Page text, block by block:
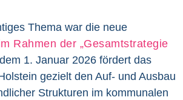
Thema war die neue
Rahmen der „Gesamtstrategie
1. Januar 2026 fördert das
gezielt den Auf- und Ausbau
Strukturen im kommunalen